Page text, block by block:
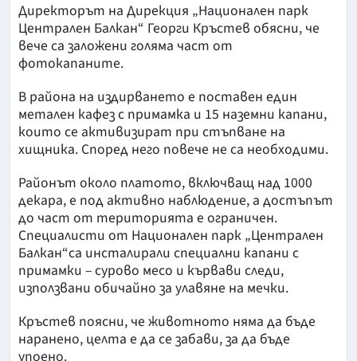
Директорът на Дирекция „Национален парк
Централен Балкан“ Георги Кръстев обясни, че
вече са заложени голяма част от
фотокапаните.
В района на издирването е поставен един
метален кафез с примамка и 15 наземни капани,
които се активизират при стъпване на
хищника. Според него повече не са необходими.
Районът около платото, включващ над 1000
декара, е под активно наблюдение, а достъпът
до част от територията е ограничен.
Специалисти от Национален парк „Централен
Балкан“са инсталирали специални капани с
примамки – сурово месо и кървави следи,
използвани обичайно за улавяне на мечки.
Кръстев поясни, че животното няма да бъде
наранено, целта е да се забави, за да бъде
упоено.